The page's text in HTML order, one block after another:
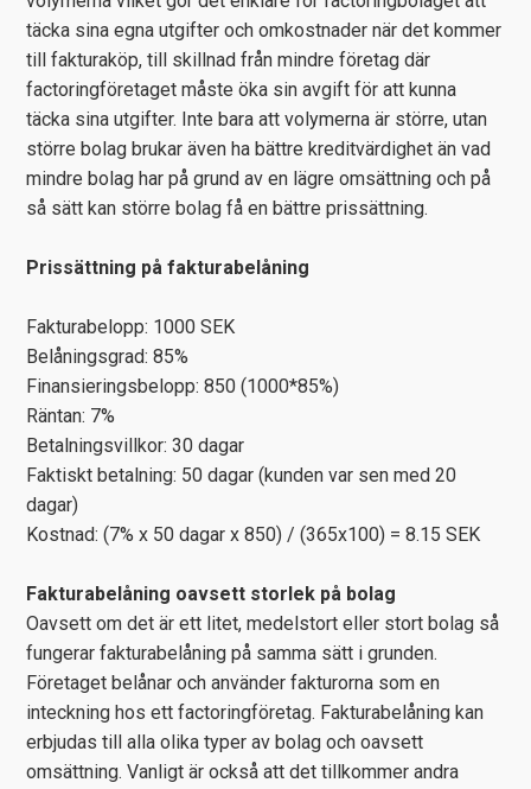
täcka sina egna utgifter och omkostnader när det kommer
till fakturaköp, till skillnad från mindre företag där
factoringföretaget måste öka sin avgift för att kunna
täcka sina utgifter. Inte bara att volymerna är större, utan
större bolag brukar även ha bättre kreditvärdighet än vad
mindre bolag har på grund av en lägre omsättning och på
så sätt kan större bolag få en bättre prissättning.
Prissättning på fakturabelåning
Fakturabelopp: 1000 SEK
Belåningsgrad: 85%
Finansieringsbelopp: 850 (1000*85%)
Räntan: 7%
Betalningsvillkor: 30 dagar
Faktiskt betalning: 50 dagar (kunden var sen med 20
dagar)
Kostnad: (7% x 50 dagar x 850) / (365x100) = 8.15 SEK
Fakturabelåning oavsett storlek på bolag
Oavsett om det är ett litet, medelstort eller stort bolag så
fungerar fakturabelåning på samma sätt i grunden.
Företaget belånar och använder fakturorna som en
inteckning hos ett factoringföretag. Fakturabelåning kan
erbjudas till alla olika typer av bolag och oavsett
omsättning. Vanligt är också att det tillkommer andra